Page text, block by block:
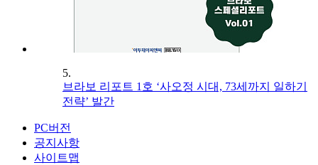
5.
브라보 리포트 1호 ‘사오정 시대, 73세까지 일하기
전략’ 발간
PC버전
공지사항
사이트맵